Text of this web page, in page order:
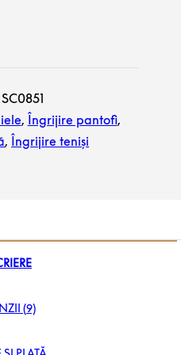
SC0851
, Îngrijire pantofi,
, Îngrijire teniși
(9)